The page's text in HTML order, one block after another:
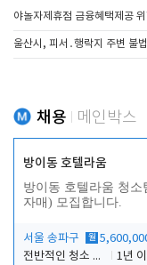
야놀자제휴점 금융혜택제공
울산시, 피서․행락지 주변 불
채용 메인박스
방이동 호텔라움
방이동 호텔라움 청소
자매) 모집합니다.
서울 송파구 월
전반적인 청소 업무(객실청소.객실정리)
1년